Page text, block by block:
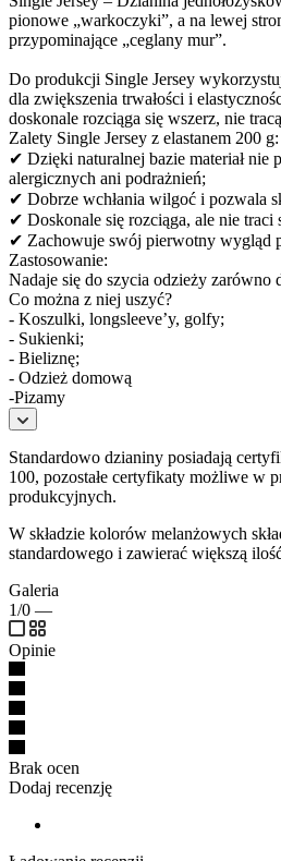
pionowe „warkoczyki”, a na lewej
przypominające „ceglany mur”.
Do produkcji Single Jersey
dla zwiększenia trwałości i
doskonale rozciąga się wszerz, nie
Zalety Single Jersey z elastanem 200 g:
✔ Dzięki naturalnej bazie materiał nie
alergicznych ani podrażnień;
✔ Dobrze wchłania wilgoć i pozwala
✔ Doskonale się rozciąga, ale nie traci
✔ Zachowuje swój pierwotny wygląd
Zastosowanie:
Nadaje się do szycia odzieży zarówno
Co można z niej uszyć?
- Koszulki, longsleeve’y, golfy;
- Sukienki;
- Bieliznę;
- Odzież domową
-Pizamy
Standardowo dzianiny posiadają
100, pozostałe certyfikaty możliwe w
produkcyjnych.
W składzie kolorów melanżowych
standardowego i zawierać większą
Galeria
1/0 —
Opinie
Brak ocen
Dodaj recenzję